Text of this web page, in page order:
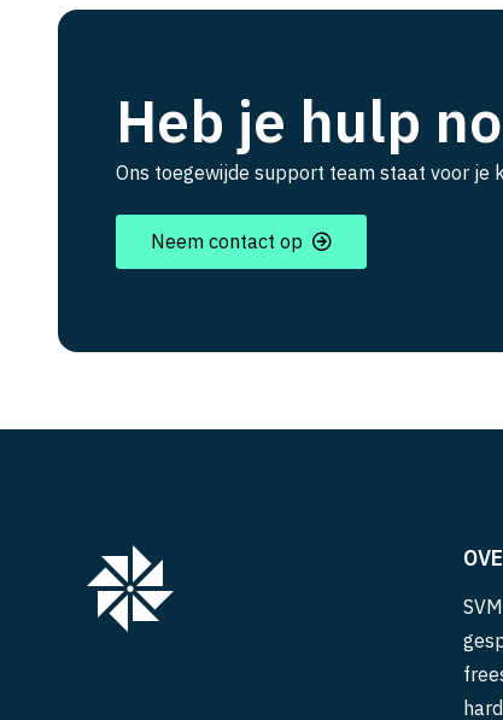
Heb je hulp
Ons toegewijde support team staat voor je
Neem contact op